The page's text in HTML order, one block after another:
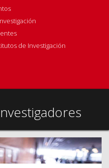
de Investigación